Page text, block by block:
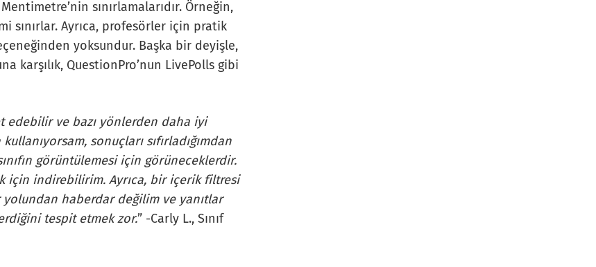
sınırlamalarıdır. Örneğin,
sınırlar. Ayrıca, profesörler için pratik
yoksundur. Başka bir deyişle,
karşılık, QuestionPro’nun LivePolls gibi
ve bazı yönlerden daha iyi
sonuçları sıfırladığımdan
görüntülemesi için görüneceklerdir.
için indirebilirim. Ayrıca, bir içerik filtresi
yolundan haberdar değilim ve yanıtlar
tespit etmek zor.” -Carly L., Sınıf